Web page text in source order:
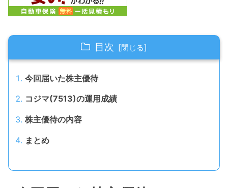
目次
今回届いた株主優待
コジマ(7513)の運用成績
株主優待の内容
まとめ